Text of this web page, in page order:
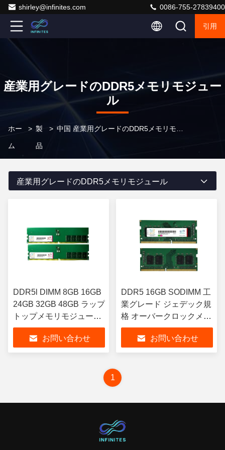
shirley@infinites.com 0086-755-27839400
引用
産業用グレードのDDR5メモリモジュー
ル
ホー
ム
> 製
品
>
産業用グレードのDDR5メモリモジュール
DDR5l DIMM 8GB 16GB
24GB 32GB 48GB ラップ
トップメモリモジュール
288ピン
お問い合わせ
DDR5 16GB SODIMM 工
業グレード ジェデック規
格 オーバークロックメモ
リ
お問い合わせ
1